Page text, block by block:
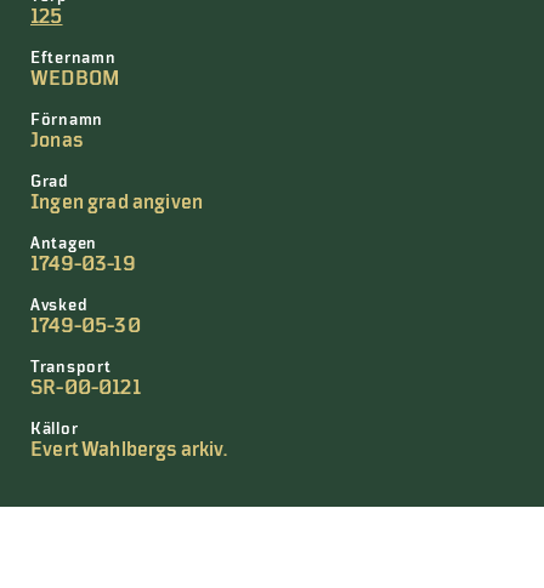
125
Efternamn
WEDBOM
Förnamn
Jonas
Grad
Ingen grad angiven
Antagen
1749-03-19
Avsked
1749-05-30
Transport
SR-00-0121
Källor
Evert Wahlbergs arkiv.